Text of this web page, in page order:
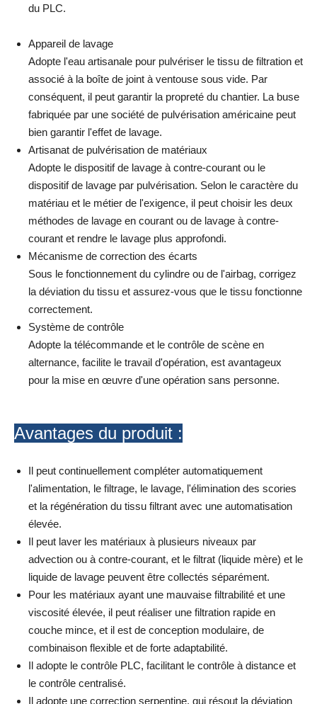
du PLC.
Appareil de lavage
Adopte l'eau artisanale pour pulvériser le tissu de filtration et
associé à la boîte de joint à ventouse sous vide. Par
conséquent, il peut garantir la propreté du chantier. La buse
fabriquée par une société de pulvérisation américaine peut
bien garantir l'effet de lavage.
Artisanat de pulvérisation de matériaux
Adopte le dispositif de lavage à contre-courant ou le
dispositif de lavage par pulvérisation. Selon le caractère du
matériau et le métier de l'exigence, il peut choisir les deux
méthodes de lavage en courant ou de lavage à contre-
courant et rendre le lavage plus approfondi.
Mécanisme de correction des écarts
Sous le fonctionnement du cylindre ou de l'airbag, corrigez
la déviation du tissu et assurez-vous que le tissu fonctionne
correctement.
Système de contrôle
Adopte la télécommande et le contrôle de scène en
alternance, facilite le travail d'opération, est avantageux
pour la mise en œuvre d'une opération sans personne.
Avantages du produit :
Il peut continuellement compléter automatiquement
l'alimentation, le filtrage, le lavage, l'élimination des scories
et la régénération du tissu filtrant avec une automatisation
élevée.
Il peut laver les matériaux à plusieurs niveaux par
advection ou à contre-courant, et le filtrat (liquide mère) et le
liquide de lavage peuvent être collectés séparément.
Pour les matériaux ayant une mauvaise filtrabilité et une
viscosité élevée, il peut réaliser une filtration rapide en
couche mince, et il est de conception modulaire, de
combinaison flexible et de forte adaptabilité.
Il adopte le contrôle PLC, facilitant le contrôle à distance et
le contrôle centralisé.
Il adopte une correction serpentine, qui résout la déviation